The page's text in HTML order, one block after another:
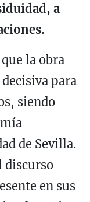
a
la obra
decisiva para
siendo
de Sevilla.
discurso
en sus